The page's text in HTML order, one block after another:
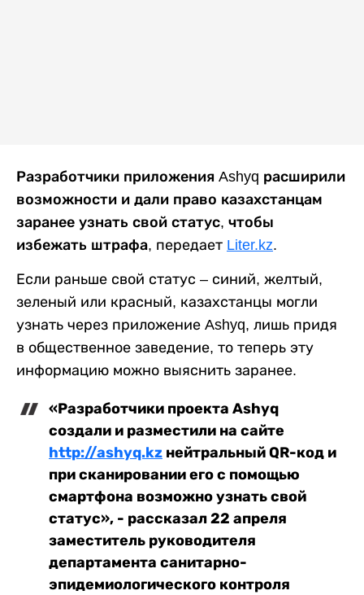
Разработчики приложения Ashyq расширили
возможности и дали право казахстанцам
заранее узнать свой статус, чтобы
избежать штрафа, передает Liter.kz.
Если раньше свой статус – синий, желтый,
зеленый или красный, казахстанцы могли
узнать через приложение Ashyq, лишь придя
в общественное заведение, то теперь эту
информацию можно выяснить заранее.
«Разработчики проекта Ashyq
создали и разместили на сайте
http://ashyq.kz нейтральный QR-код и
при сканировании его с помощью
смартфона возможно узнать свой
статус», - рассказал 22 апреля
заместитель руководителя
департамента санитарно-
эпидемиологического контроля